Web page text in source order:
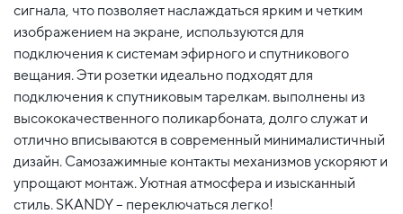
сигнала, что позволяет наслаждаться ярким и четким
изображением на экране, используются для
подключения к системам эфирного и спутникового
вещания. Эти розетки идеально подходят для
подключения к спутниковым тарелкам. выполнены из
высококачественного поликарбоната, долго служат и
отлично вписываются в современный минималистичный
дизайн. Самозажимные контакты механизмов ускоряют и
упрощают монтаж. Уютная атмосфера и изысканный
стиль. SKANDY – переключаться легко!